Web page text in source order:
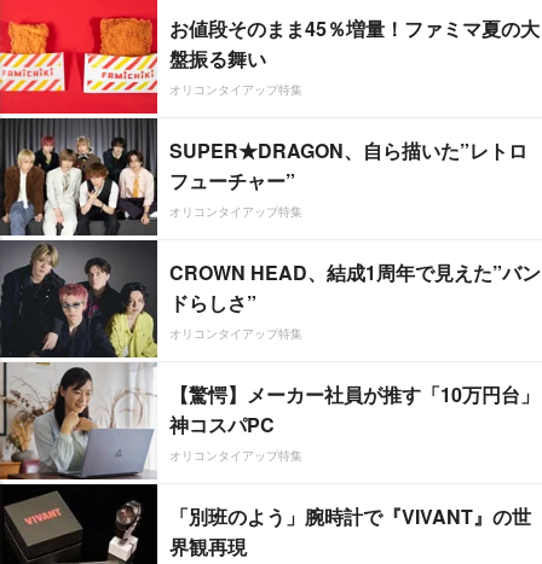
お値段そのまま45％増量！ファミマ夏の大
盤振る舞い
オリコンタイアップ特集
SUPER★DRAGON、自ら描いた”レトロ
フューチャー”
オリコンタイアップ特集
CROWN HEAD、結成1周年で見えた”バン
ドらしさ”
オリコンタイアップ特集
【驚愕】メーカー社員が推す「10万円台」
神コスパPC
オリコンタイアップ特集
「別班のよう」腕時計で『VIVANT』の世
界観再現